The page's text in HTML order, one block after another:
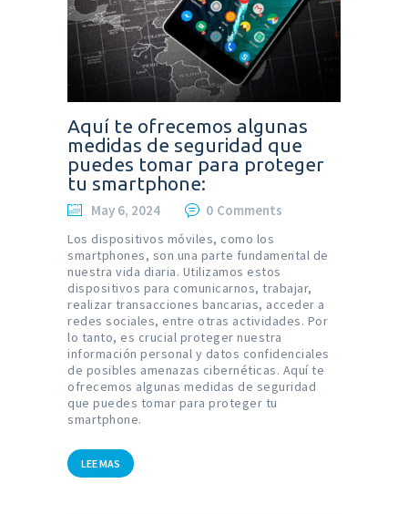
Aquí te ofrecemos algunas
medidas de seguridad que
puedes tomar para proteger
tu smartphone:
May 6, 2024 0 Comments
Los dispositivos móviles, como los
smartphones, son una parte fundamental de
nuestra vida diaria. Utilizamos estos
dispositivos para comunicarnos, trabajar,
realizar transacciones bancarias, acceder a
redes sociales, entre otras actividades. Por
lo tanto, es crucial proteger nuestra
información personal y datos confidenciales
de posibles amenazas cibernéticas. Aquí te
ofrecemos algunas medidas de seguridad
que puedes tomar para proteger tu
smartphone.
LEE MAS